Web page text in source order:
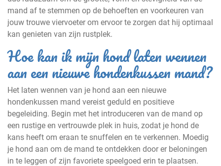
mand af te stemmen op de behoeften en voorkeuren van
jouw trouwe viervoeter om ervoor te zorgen dat hij optimaal
kan genieten van zijn rustplek.
Hoe kan ik mijn hond laten wennen
aan een nieuwe hondenkussen mand?
Het laten wennen van je hond aan een nieuwe
hondenkussen mand vereist geduld en positieve
begeleiding. Begin met het introduceren van de mand op
een rustige en vertrouwde plek in huis, zodat je hond de
kans heeft om eraan te snuffelen en te verkennen. Moedig
je hond aan om de mand te ontdekken door er beloningen
in te leggen of zijn favoriete speelgoed erin te plaatsen.